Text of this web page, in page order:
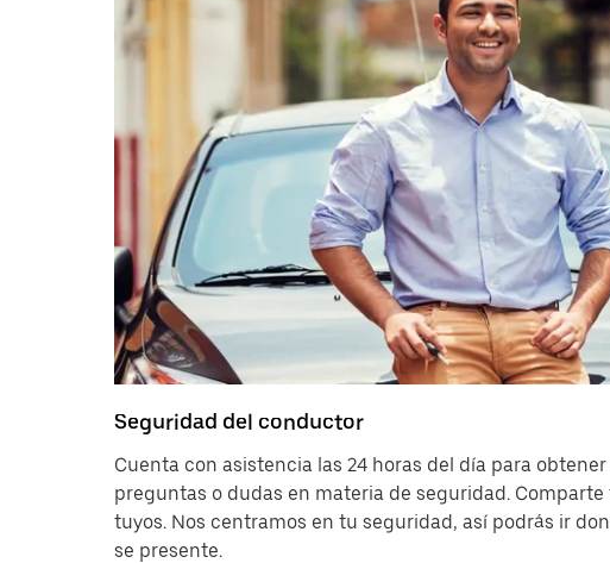
Seguridad del conductor
Cuenta con asistencia las 24 horas del día para
preguntas o dudas en materia de seguridad. Comparte
tuyos. Nos centramos en tu seguridad, así podrás ir
se presente.